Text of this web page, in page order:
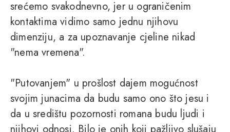
srećemo svakodnevno, jer u ograničenim
kontaktima vidimo samo jednu njihovu
dimenziju, a za upoznavanje cjeline nikad
"nema vremena".
"Putovanjem" u prošlost dajem mogućnost
svojim junacima da budu samo ono što jesu i
da u središtu pozornosti romana budu ljudi i